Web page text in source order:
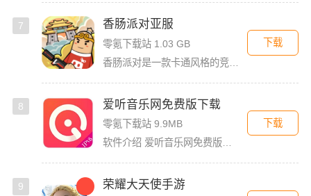
7 香肠派对亚服
零氪下载站 1.03 GB
下载
8 爱听音乐网免费版下载
零氪下载站 9.9MB
软件介绍 爱听音乐网免费版是一款功能强大的歌曲播放软件，无论你是喜欢流行金曲、经典老歌，还是小众独立音乐，
下载
9 荣耀大天使手游